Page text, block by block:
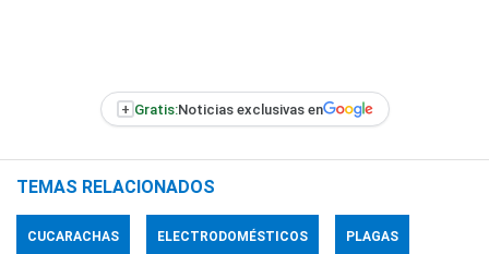
+ Gratis:Noticias exclusivas en
TEMAS RELACIONADOS
CUCARACHAS ELECTRODOMÉSTICOS PLAGAS